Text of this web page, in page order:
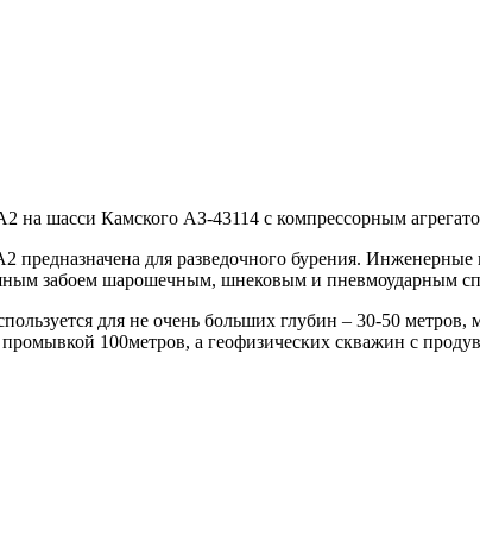
на шасси Камского АЗ-43114 с компрессорным
предназначена для разведочного бурения. Инженерные
забоем шарошечным, шнековым и пневмоударным
для не очень больших глубин – 30-50
100метров, а геофизических скважин с